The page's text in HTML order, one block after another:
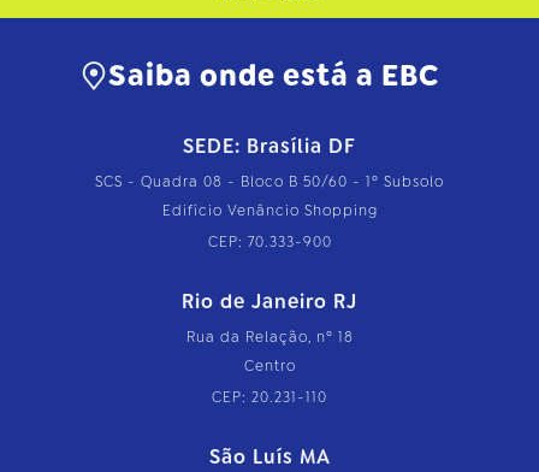
Saiba onde está a EBC
SEDE: Brasília DF
SCS - Quadra 08 - Bloco B 50/60 - 1º Subsolo
Edifício Venâncio Shopping
CEP: 70.333-900
Rio de Janeiro RJ
Rua da Relação, nº 18
Centro
CEP: 20.231-110
São Luís MA